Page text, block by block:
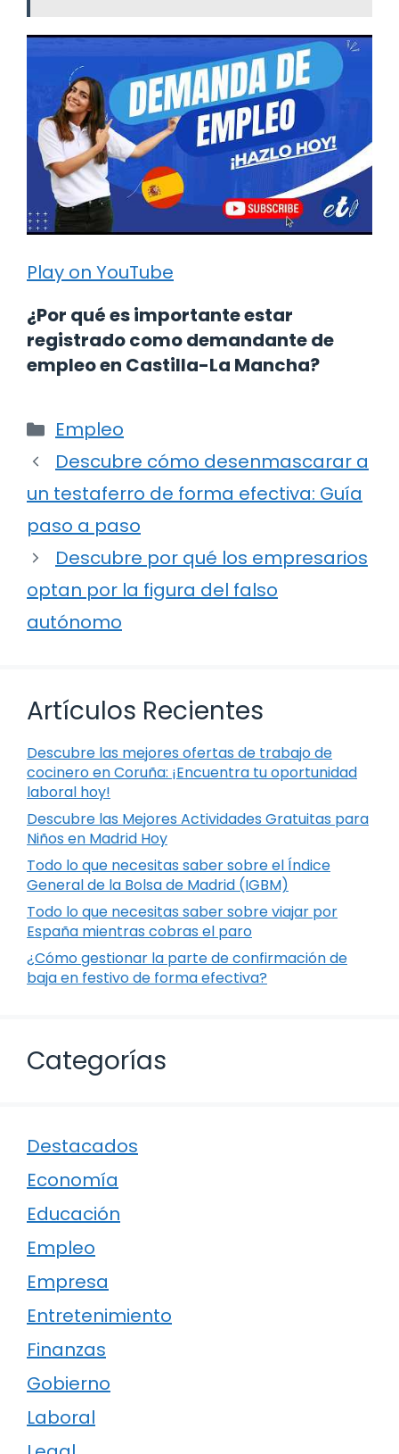
Play on YouTube
¿Por qué es importante estar
registrado como demandante de
empleo en Castilla-La Mancha?
Categorías
Empleo
Descubre cómo desenmascarar a
un testaferro de forma efectiva: Guía
paso a paso
Descubre por qué los empresarios
optan por la figura del falso
autónomo
Artículos Recientes
Descubre las mejores ofertas de trabajo de
cocinero en Coruña: ¡Encuentra tu oportunidad
laboral hoy!
Descubre las Mejores Actividades Gratuitas para
Niños en Madrid Hoy
Todo lo que necesitas saber sobre el Índice
General de la Bolsa de Madrid (IGBM)
Todo lo que necesitas saber sobre viajar por
España mientras cobras el paro
¿Cómo gestionar la parte de confirmación de
baja en festivo de forma efectiva?
Categorías
Destacados
Economía
Educación
Empleo
Empresa
Entretenimiento
Finanzas
Gobierno
Laboral